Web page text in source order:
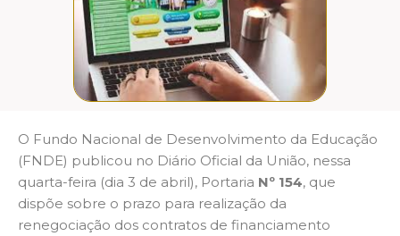
O Fundo Nacional de Desenvolvimento da Educação
(FNDE) publicou no Diário Oficial da União, nessa
quarta-feira (dia 3 de abril), Portaria Nº 154, que
dispõe sobre o prazo para realização da
renegociação dos contratos de financiamento